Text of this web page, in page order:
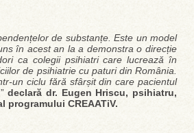
de substanțe. Este un model
în acest an la a demonstra o direcție
ca colegii psihiatri care lucrează în
de psihiatrie cu paturi din România.
un ciclu fără sfârșit din care pacientul
declară dr. Eugen Hriscu, psihiatru,
CREAATiV.